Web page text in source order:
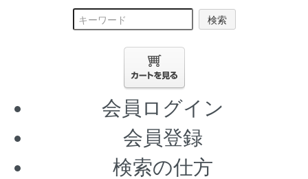
検索
会員ログイン
会員登録
検索の仕方